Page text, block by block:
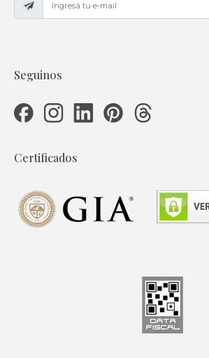
Seguinos
Certificados